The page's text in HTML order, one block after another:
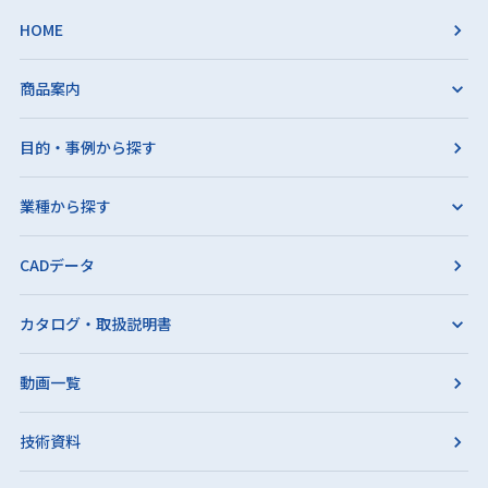
HOME
商品案内
目的・事例から探す
業種から探す
CADデータ
カタログ・取扱説明書
動画一覧
技術資料